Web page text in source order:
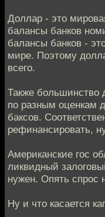
Доллар - это
балансы банков
балансы банков -
мире. Поэтому
всего.
Также большинство
по разным оценкам
баксов.
рефинансировать,
Американские гос
ликвидный
нужен. Опять спрос
Ну и что касается